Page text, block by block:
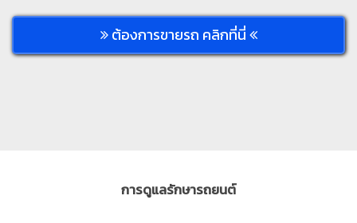
ต้องการขายรถ คลิกที่นี่
การดูแลรักษารถยนต์